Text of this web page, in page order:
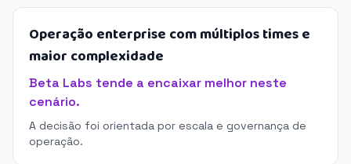
Operação enterprise com múltiplos times e
maior complexidade
Beta Labs tende a encaixar melhor neste
cenário.
A decisão foi orientada por escala e governança de
operação.